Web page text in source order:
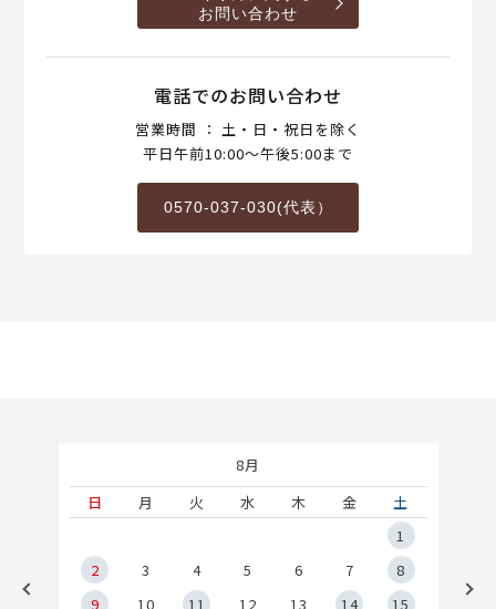
お問い合わせ
電話でのお問い合わせ
営業時間 ： 土・日・祝日を除く
平日午前10:00～午後5:00まで
0570-037-030(代表）
8月
日
月 火 水 木 金
土
1
2
3 4 5 6 7
8
9
10 11 12 13 14
15